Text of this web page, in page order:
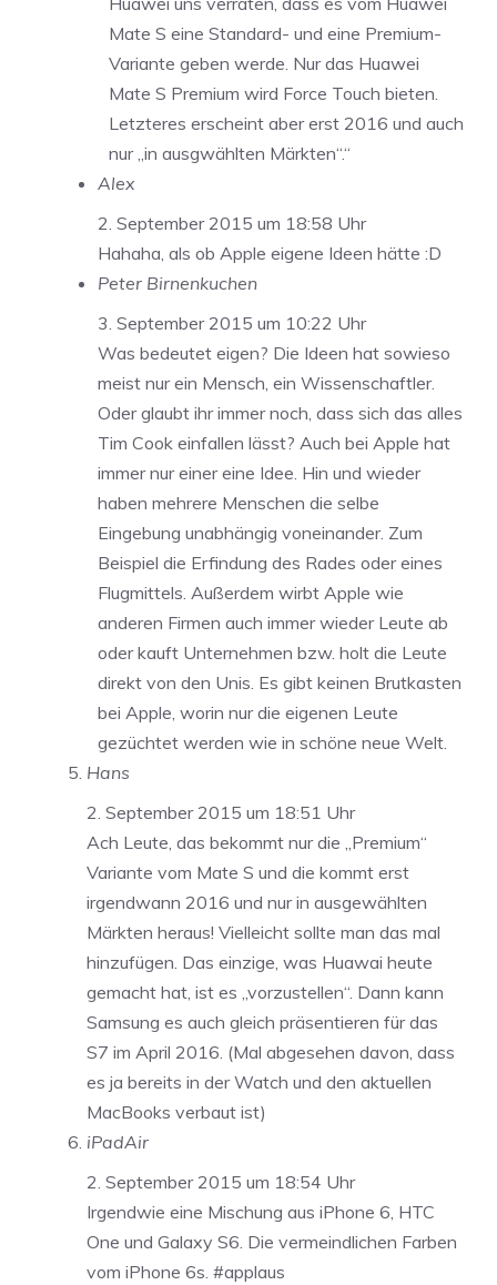
Mate S eine Standard- und eine Premium-
Variante geben werde. Nur das Huawei
Mate S Premium wird Force Touch bieten.
Letzteres erscheint aber erst 2016 und auch
nur „in ausgwählten Märkten“.“
Alex
2. September 2015 um 18:58 Uhr
Hahaha, als ob Apple eigene Ideen hätte :D
Peter Birnenkuchen
3. September 2015 um 10:22 Uhr
Was bedeutet eigen? Die Ideen hat sowieso
meist nur ein Mensch, ein Wissenschaftler.
Oder glaubt ihr immer noch, dass sich das alles
Tim Cook einfallen lässt? Auch bei Apple hat
immer nur einer eine Idee. Hin und wieder
haben mehrere Menschen die selbe
Eingebung unabhängig voneinander. Zum
Beispiel die Erfindung des Rades oder eines
Flugmittels. Außerdem wirbt Apple wie
anderen Firmen auch immer wieder Leute ab
oder kauft Unternehmen bzw. holt die Leute
direkt von den Unis. Es gibt keinen Brutkasten
bei Apple, worin nur die eigenen Leute
gezüchtet werden wie in schöne neue Welt.
Hans
2. September 2015 um 18:51 Uhr
Ach Leute, das bekommt nur die „Premium“
Variante vom Mate S und die kommt erst
irgendwann 2016 und nur in ausgewählten
Märkten heraus! Vielleicht sollte man das mal
hinzufügen. Das einzige, was Huawai heute
gemacht hat, ist es „vorzustellen“. Dann kann
Samsung es auch gleich präsentieren für das
S7 im April 2016. (Mal abgesehen davon, dass
es ja bereits in der Watch und den aktuellen
MacBooks verbaut ist)
iPadAir
2. September 2015 um 18:54 Uhr
Irgendwie eine Mischung aus iPhone 6, HTC
One und Galaxy S6. Die vermeindlichen Farben
vom iPhone 6s. #applaus